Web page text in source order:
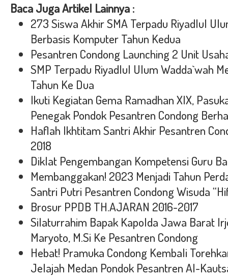
Baca Juga Artikel Lainnya :
273 Siswa Akhir SMA Terpadu Riyadlul
Berbasis Komputer Tahun Kedua
Pesantren Condong Launching 2 Unit
SMP Terpadu Riyadlul Ulum Wadda`wah
Tahun Ke Dua
Ikuti Kegiatan Gema Ramadhan XIX,
Penegak Pondok Pesantren Condong
Haflah Ikhtitam Santri Akhir Pesantren
2018
Diklat Pengembangan Kompetensi Guru
Membanggakan! 2023 Menjadi Tahun
Santri Putri Pesantren Condong Wisuda
Brosur PPDB TH.AJARAN 2016-2017
Silaturrahim Bapak Kapolda Jawa Barat
Maryoto, M.Si Ke Pesantren Condong
Hebat! Pramuka Condong Kembali
Jelajah Medan Pondok Pesantren Al-